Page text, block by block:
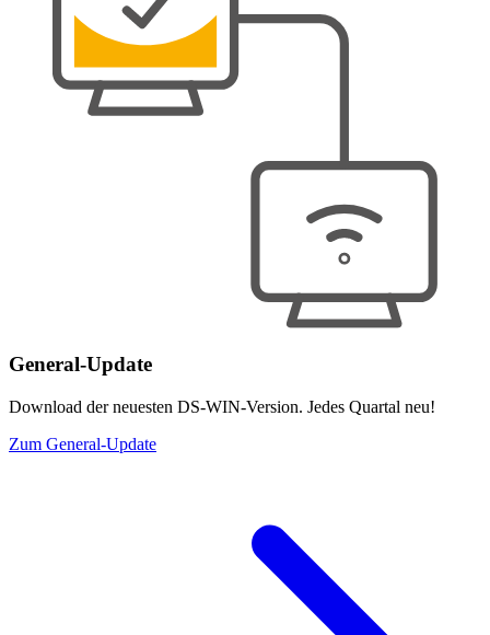
General-Update
Download der neuesten DS-WIN-Version. Jedes Quartal neu!
Zum General-Update